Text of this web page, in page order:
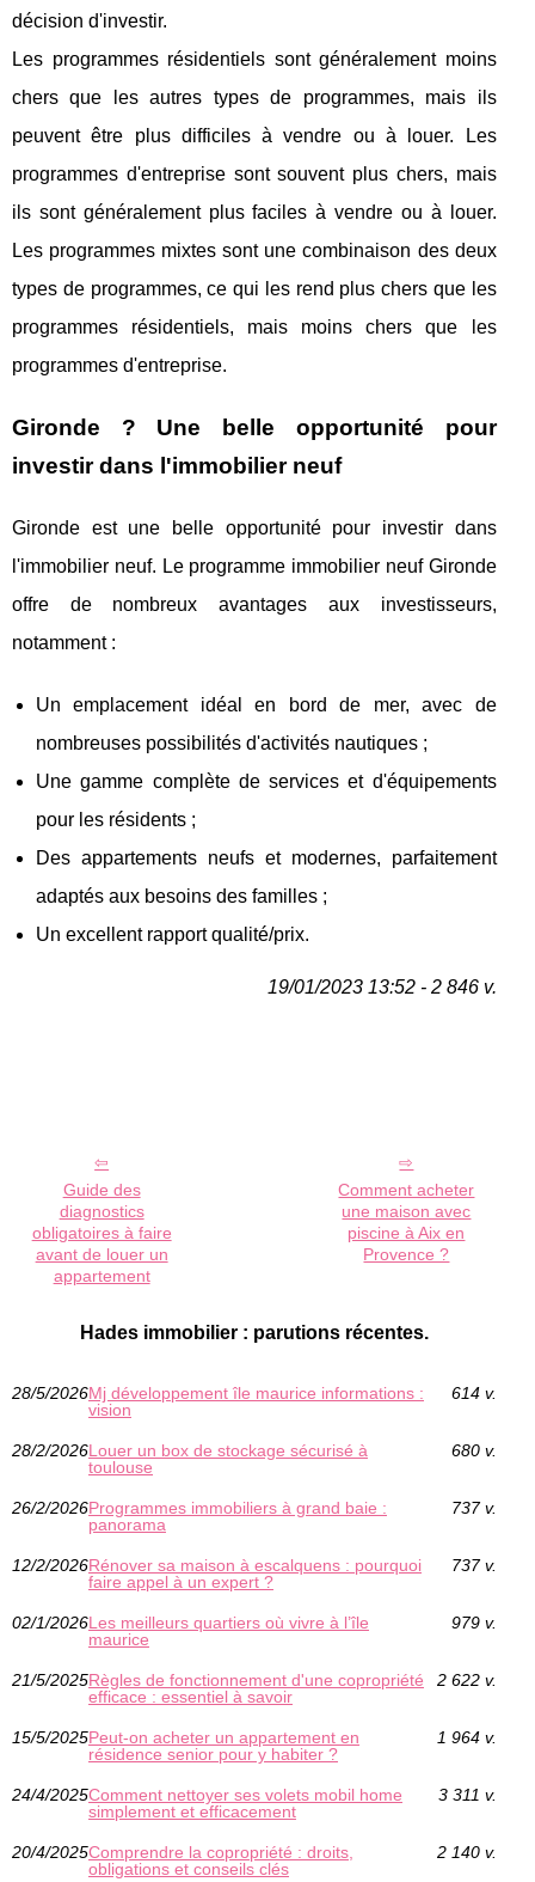
décision d'investir.
Les programmes résidentiels sont généralement moins
chers que les autres types de programmes, mais ils
peuvent être plus difficiles à vendre ou à louer. Les
programmes d'entreprise sont souvent plus chers, mais
ils sont généralement plus faciles à vendre ou à louer.
Les programmes mixtes sont une combinaison des deux
types de programmes, ce qui les rend plus chers que les
programmes résidentiels, mais moins chers que les
programmes d'entreprise.
Gironde ? Une belle opportunité pour
investir dans l'immobilier neuf
Gironde est une belle opportunité pour investir dans
l'immobilier neuf. Le programme immobilier neuf Gironde
offre de nombreux avantages aux investisseurs,
notamment :
Un emplacement idéal en bord de mer, avec de
nombreuses possibilités d'activités nautiques ;
Une gamme complète de services et d'équipements
pour les résidents ;
Des appartements neufs et modernes, parfaitement
adaptés aux besoins des familles ;
Un excellent rapport qualité/prix.
19/01/2023 13:52 - 2 846 v.
Guide des
diagnostics
obligatoires à faire
avant de louer un
appartement
Comment acheter
une maison avec
piscine à Aix en
Provence ?
Hades immobilier : parutions récentes.
28/5/2026Mj développement île maurice informations :
vision
614 v.
28/2/2026Louer un box de stockage sécurisé à
toulouse
680 v.
26/2/2026Programmes immobiliers à grand baie :
panorama
737 v.
12/2/2026Rénover sa maison à escalquens : pourquoi
faire appel à un expert ?
737 v.
02/1/2026Les meilleurs quartiers où vivre à l’île
maurice
979 v.
21/5/2025Règles de fonctionnement d'une copropriété
efficace : essentiel à savoir
2 622 v.
15/5/2025Peut-on acheter un appartement en
résidence senior pour y habiter ?
1 964 v.
24/4/2025Comment nettoyer ses volets mobil home
simplement et efficacement
3 311 v.
20/4/2025Comprendre la copropriété : droits,
obligations et conseils clés
2 140 v.